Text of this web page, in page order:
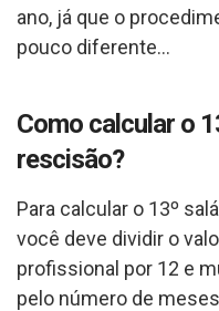
ano, já que o
pouco diferente…
Como calcular o
rescisão?
Para calcular o 13º
você deve dividir o
profissional por 12 e
pelo número de